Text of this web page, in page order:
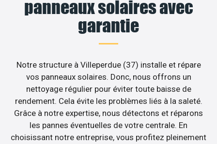
panneaux solaires avec
garantie
Notre structure à Villeperdue (37) installe et répare
vos panneaux solaires. Donc, nous offrons un
nettoyage régulier pour éviter toute baisse de
rendement. Cela évite les problèmes liés à la saleté.
Grâce à notre expertise, nous détectons et réparons
les pannes éventuelles de votre centrale. En
choisissant notre entreprise, vous profitez pleinement